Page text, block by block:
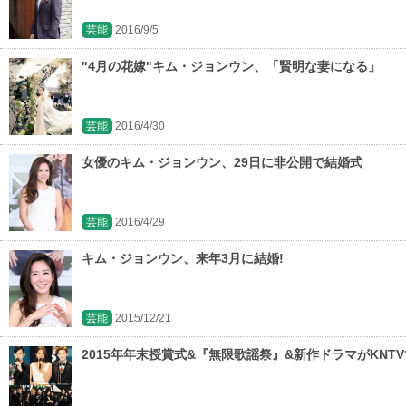
芸能 2016/9/5
"4月の花嫁"キム・ジョンウン、「賢明な妻になる」
芸能 2016/4/30
女優のキム・ジョンウン、29日に非公開で結婚式
芸能 2016/4/29
キム・ジョンウン、来年3月に結婚!
芸能 2015/12/21
2015年年末授賞式&『無限歌謡祭』&新作ドラマが